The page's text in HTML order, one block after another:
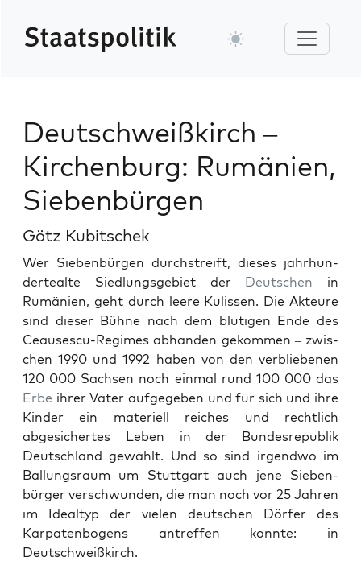
Deutschweißkirch –
Kirchenburg: Rumänien,
Siebenbürgen
Götz Kubitschek
Wer Sieben­bür­gen durch­streift, dieses jahrhun­
dertealte Sied­lungs­ge­bi­et der Deutschen in
Rumänien, geht durch leere Kulis­sen. Die Akteure
sind dieser Bühne nach dem bluti­gen Ende des
Ceaus­es­cu-Regimes abhan­den gekom­men – zwis­
chen 1990 und 1992 haben von den verbliebe­nen
120 000 Sach­sen noch ein­mal rund 100 000 das
Erbe ihrer Väter aufgegeben und für sich und ihre
Kinder ein materiell reich­es und rechtlich
abgesichertes Leben in der Bun­desre­pub­lik
Deutsch­land gewählt. Und so sind irgend­wo im
Bal­lungsraum um Stuttgart auch jene Sieben­
bürg­er ver­schwun­den, die man noch vor 25 Jahren
im Ide­al­typ der vie­len deutschen Dör­fer des
Karpaten­bo­gens antr­e­f­fen kon­nte: in
Deutschweißkirch.